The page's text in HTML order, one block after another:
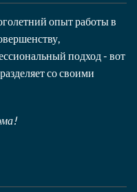
опыт работы в
подход - вот
со своими